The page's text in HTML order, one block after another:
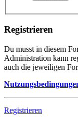
Registrieren
Du musst in diesem
Administration kann
auch die jeweiligen
Registrieren